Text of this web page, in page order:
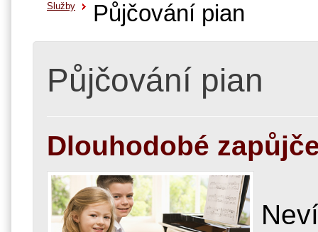
Služby Půjčování pian
Půjčování pian
Dlouhodobé